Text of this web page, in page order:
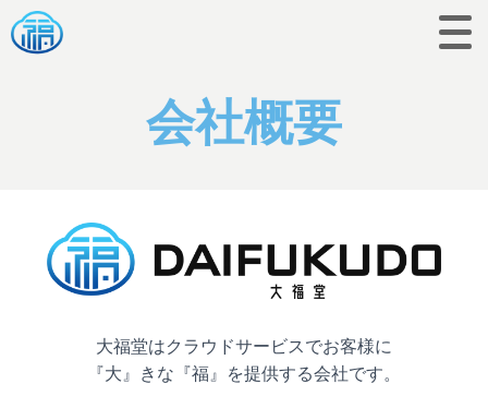
会社概要
大福堂はクラウドサービスでお客様に
『大』きな『福』を提供する会社です。